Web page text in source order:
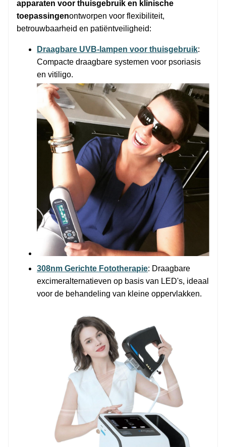
apparaten voor thuisgebruik en klinische
toepassingenontworpen voor flexibiliteit,
betrouwbaarheid en patiëntveiligheid:
Draagbare UVB-lampen voor thuisgebruik:
Compacte draagbare systemen voor psoriasis
en vitiligo.
308nm Gerichte Fototherapie: Draagbare
excimeralternatieven op basis van LED's, ideaal
voor de behandeling van kleine oppervlakken.